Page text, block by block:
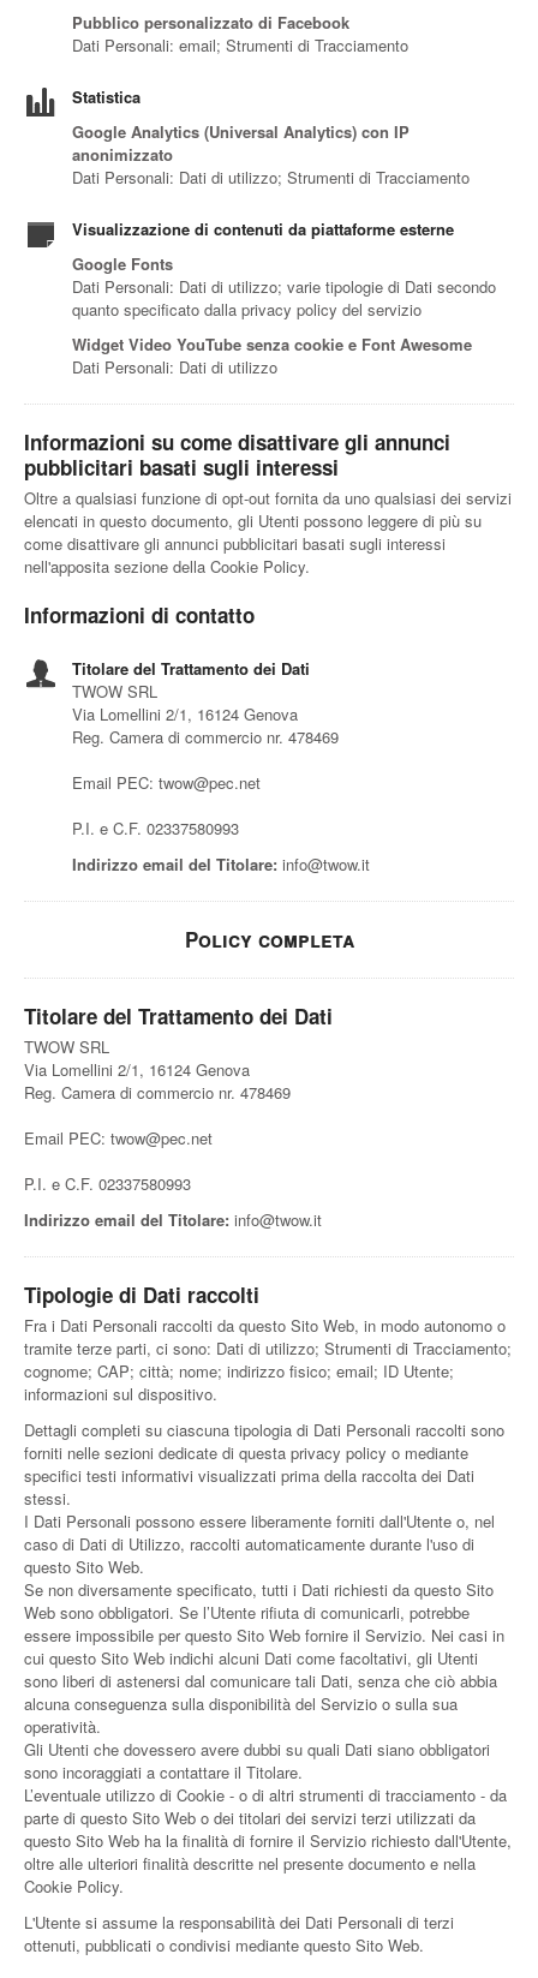
Pubblico personalizzato di Facebook
Dati Personali: email; Strumenti di Tracciamento
Statistica
Google Analytics (Universal Analytics) con IP
anonimizzato
Dati Personali: Dati di utilizzo; Strumenti di Tracciamento
Visualizzazione di contenuti da piattaforme esterne
Google Fonts
Dati Personali: Dati di utilizzo; varie tipologie di Dati secondo
quanto specificato dalla privacy policy del servizio
Widget Video YouTube senza cookie e Font Awesome
Dati Personali: Dati di utilizzo
Informazioni su come disattivare gli annunci
pubblicitari basati sugli interessi
Oltre a qualsiasi funzione di opt-out fornita da uno qualsiasi dei servizi
elencati in questo documento, gli Utenti possono leggere di più su
come disattivare gli annunci pubblicitari basati sugli interessi
nell'apposita sezione della Cookie Policy.
Informazioni di contatto
Titolare del Trattamento dei Dati
TWOW SRL
Via Lomellini 2/1, 16124 Genova
Reg. Camera di commercio nr. 478469
Email PEC: twow@pec.net
P.I. e C.F. 02337580993
Indirizzo email del Titolare: info@twow.it
Policy completa
Titolare del Trattamento dei Dati
TWOW SRL
Via Lomellini 2/1, 16124 Genova
Reg. Camera di commercio nr. 478469
Email PEC: twow@pec.net
P.I. e C.F. 02337580993
Indirizzo email del Titolare: info@twow.it
Tipologie di Dati raccolti
Fra i Dati Personali raccolti da questo Sito Web, in modo autonomo o
tramite terze parti, ci sono: Dati di utilizzo; Strumenti di Tracciamento;
cognome; CAP; città; nome; indirizzo fisico; email; ID Utente;
informazioni sul dispositivo.
Dettagli completi su ciascuna tipologia di Dati Personali raccolti sono
forniti nelle sezioni dedicate di questa privacy policy o mediante
specifici testi informativi visualizzati prima della raccolta dei Dati
stessi.
I Dati Personali possono essere liberamente forniti dall'Utente o, nel
caso di Dati di Utilizzo, raccolti automaticamente durante l'uso di
questo Sito Web.
Se non diversamente specificato, tutti i Dati richiesti da questo Sito
Web sono obbligatori. Se l’Utente rifiuta di comunicarli, potrebbe
essere impossibile per questo Sito Web fornire il Servizio. Nei casi in
cui questo Sito Web indichi alcuni Dati come facoltativi, gli Utenti
sono liberi di astenersi dal comunicare tali Dati, senza che ciò abbia
alcuna conseguenza sulla disponibilità del Servizio o sulla sua
operatività.
Gli Utenti che dovessero avere dubbi su quali Dati siano obbligatori
sono incoraggiati a contattare il Titolare.
L’eventuale utilizzo di Cookie - o di altri strumenti di tracciamento - da
parte di questo Sito Web o dei titolari dei servizi terzi utilizzati da
questo Sito Web ha la finalità di fornire il Servizio richiesto dall'Utente,
oltre alle ulteriori finalità descritte nel presente documento e nella
Cookie Policy.
L'Utente si assume la responsabilità dei Dati Personali di terzi
ottenuti, pubblicati o condivisi mediante questo Sito Web.